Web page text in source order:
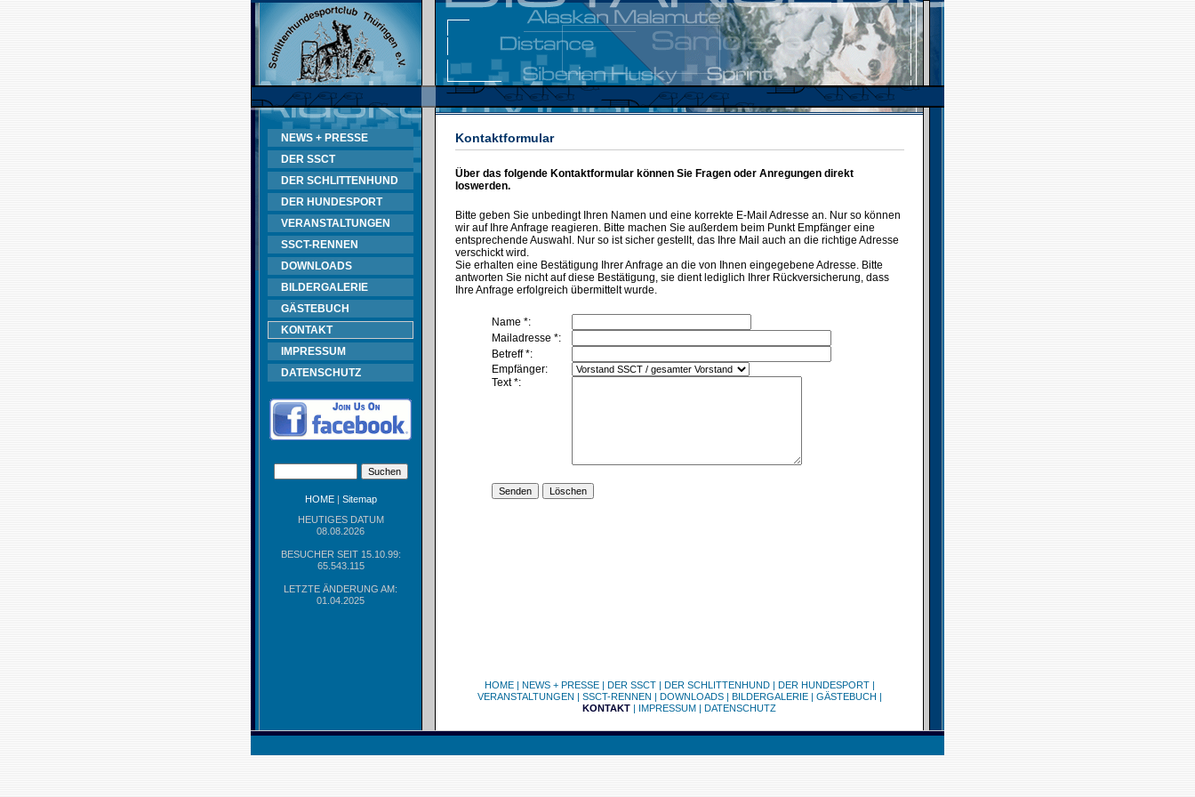
NEWS + PRESSE
DER SSCT
DER SCHLITTENHUND
DER HUNDESPORT
VERANSTALTUNGEN
SSCT-RENNEN
DOWNLOADS
BILDERGALERIE
GÄSTEBUCH
KONTAKT
IMPRESSUM
DATENSCHUTZ
HOME| Sitemap
HEUTIGES DATUM
08.08.2026
BESUCHER SEIT 15.10.99:
65.543.115
LETZTE ÄNDERUNG AM:
01.04.2025
Kontaktformular
Über das folgende Kontaktformular können Sie Fragen oder Anregungen direkt
loswerden.
Bitte geben Sie unbedingt Ihren Namen und eine korrekte E-Mail Adresse an. Nur so können
wir auf Ihre Anfrage reagieren. Bitte machen Sie außerdem beim Punkt Empfänger eine
entsprechende Auswahl. Nur so ist sicher gestellt, das Ihre Mail auch an die richtige Adresse
verschickt wird.
Sie erhalten eine Bestätigung Ihrer Anfrage an die von Ihnen eingegebene Adresse. Bitte
antworten Sie nicht auf diese Bestätigung, sie dient lediglich Ihrer Rückversicherung, dass
Ihre Anfrage erfolgreich übermittelt wurde.
Name *:
Mailadresse *:
Betreff *:
Empfänger:
Text *:
HOME| NEWS + PRESSE| DER SSCT| DER SCHLITTENHUND| DER HUNDESPORT|
VERANSTALTUNGEN | SSCT-RENNEN | DOWNLOADS| BILDERGALERIE| GÄSTEBUCH |
KONTAKT | IMPRESSUM | DATENSCHUTZ